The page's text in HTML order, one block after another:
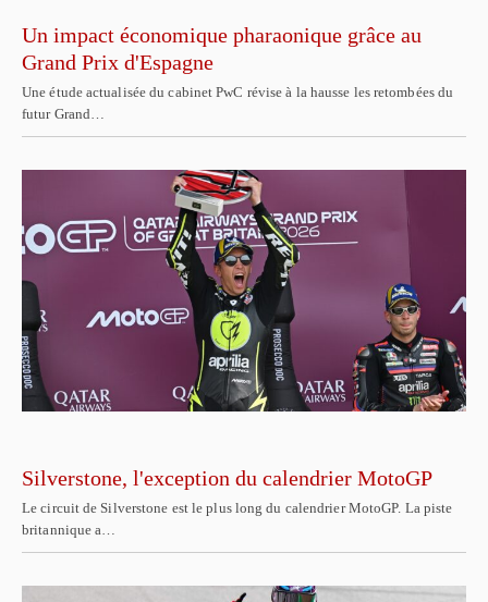
Un impact économique pharaonique grâce au
Grand Prix d'Espagne
Une étude actualisée du cabinet PwC révise à la hausse les retombées du
futur Grand…
Silverstone, l'exception du calendrier MotoGP
Le circuit de Silverstone est le plus long du calendrier MotoGP. La piste
britannique a…